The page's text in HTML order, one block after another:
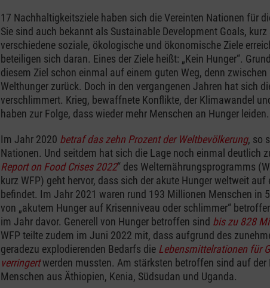
17 Nachhaltigkeitsziele haben sich die Vereinten Nationen für
Sie sind auch bekannt als Sustainable Development Goals, kurz
verschiedene soziale, ökologische und ökonomische Ziele
beteiligen sich daran. Eines der Ziele heißt: „Kein Hunger“.
diesem Ziel schon einmal auf einem guten Weg, denn
Welthunger zurück. Doch in den vergangenen Jahren hat sich
verschlimmert. Krieg, bewaffnete Konflikte, der Klimawandel
haben zur Folge, dass wieder mehr Menschen an Hunger leiden.
Im Jahr 2020 betraf das zehn Prozent der Weltbevölkerung, so
Nationen. Und seitdem hat sich die Lage noch einmal deutlich
Report on Food Crises 2022“ des Welternährungsprogramms
kurz WFP) geht hervor, dass sich der akute Hunger weltweit auf
befindet. Im Jahr 2021 waren rund 193 Millionen Menschen in
von „akutem Hunger auf Krisenniveau oder schlimmer“
im Jahr davor. Generell von Hunger betroffen sind bis zu 828
WFP teilte zudem im Juni 2022 mit, dass aufgrund des
geradezu explodierenden Bedarfs die Lebensmittelrationen für
verringertwerden mussten. Am stärksten betroffen sind auf der
Menschen aus Äthiopien, Kenia, Südsudan und Uganda.